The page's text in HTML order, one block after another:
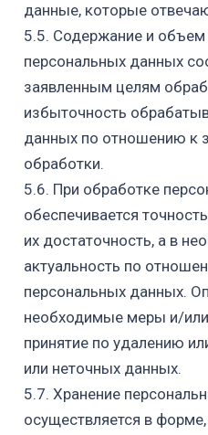
данные, которые
5.5. Содержание и
персональных данных
заявленным целям
избыточность
данных по отношению к
обработки.
5.6. При обработке
обеспечивается
их достаточность, а в
актуальность по
персональных данных.
необходимые меры и/или
принятие по удалению
или неточных данных.
5.7. Хранение
осуществляется в